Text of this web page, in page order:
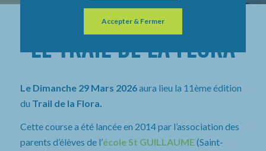
LE TRAIL DE LA FLORA
Le Dimanche 29 Mars 2026aura lieu la 11ème édition
du Trail de la Flora.
Cette course a été lancée en 2014 par l’association des
parents d’élèves de l’école St GUILLAUME(Saint-
Accepter & Fermer